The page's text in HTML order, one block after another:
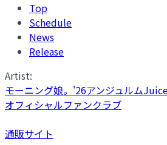
Top
Schedule
News
Release
Artist:
モーニング娘。'26アンジュルム
オフィシャルファンクラブ
通販サイト